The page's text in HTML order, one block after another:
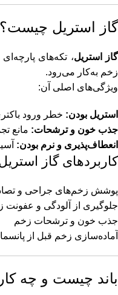
گاز استریل چیست؟
گاز استریل، تکه‌های
زخم به‌کار می‌رود.
ویژگی‌های اصلی آن:
استریل بودن: خطر ورود
جذب خون و ترشحات: مانع
انعطاف‌پذیری و نرم بودن:
کاربردهای گاز
پوشش زخم‌های جراحی و
جلوگیری از آلودگی و عفونت
جذب خون و ترشحات زخم
آماده‌سازی زخم قبل از
باند چیست و چه